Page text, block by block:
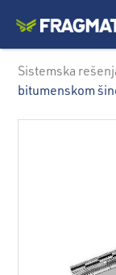
Sistemska
bitumenskom